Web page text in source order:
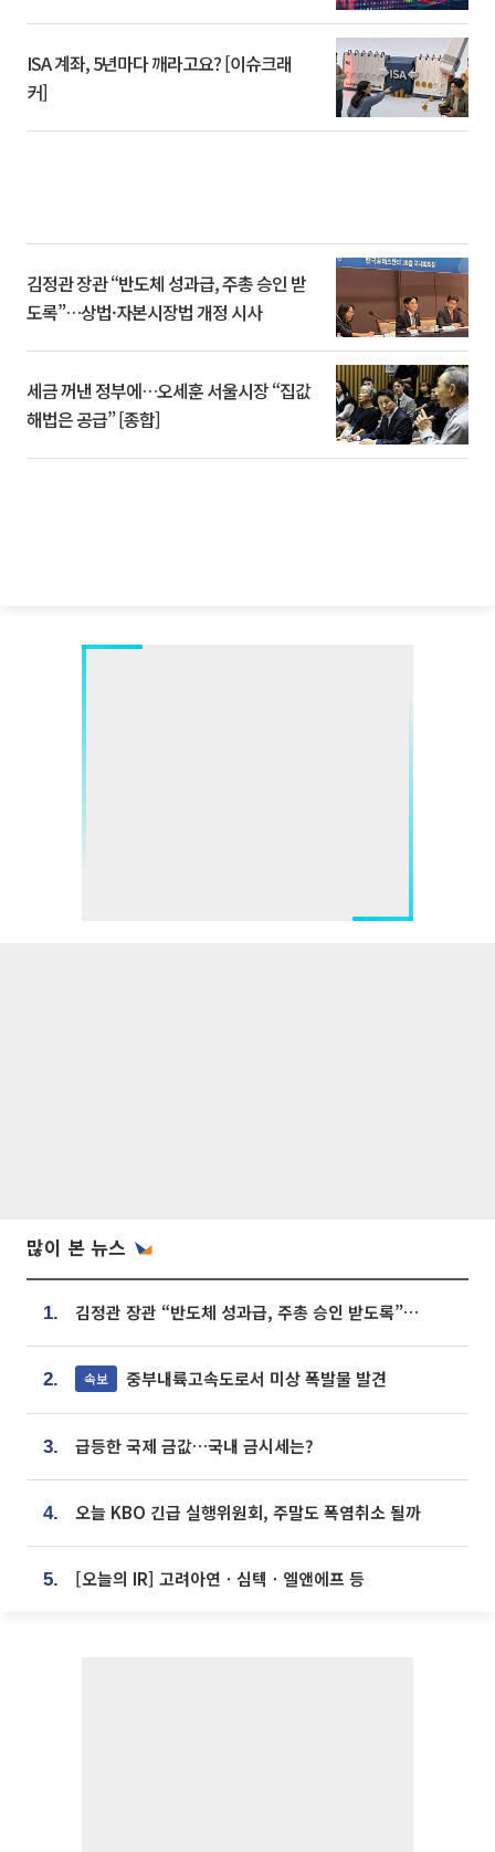
ISA 계좌, 5년마다 깨라고요? [이슈크래
커]
김정관 장관 “반도체 성과급, 주총 승인 받
도록”…상법·자본시장법 개정 시사
세금 꺼낸 정부에…오세훈 서울시장 “집값
해법은 공급” [종합]
많이 본 뉴스
1. 김정관 장관 “반도체 성과급, 주총 승인 받도록”…상법·자본시장법 개정 시사
2. 속보 중부내륙고속도로서 미상 폭발물 발견
3. 급등한 국제 금값…국내 금시세는?
4. 오늘 KBO 긴급 실행위원회, 주말도 폭염취소 될까
5. [오늘의 IR] 고려아연ㆍ심텍ㆍ엘앤에프 등